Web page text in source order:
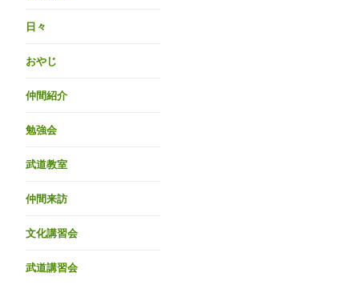
日々
おやじ
仲間紹介
勉強会
武道教室
仲間来訪
文化講習会
武道講習会